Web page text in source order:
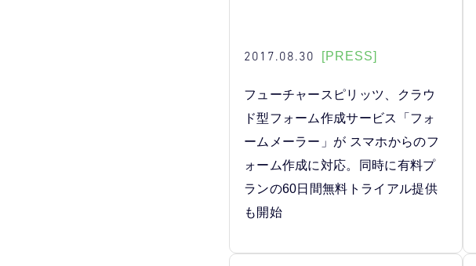
2017.08.30 [PRESS]
フューチャースピリッツ、クラウ
ド型フォーム作成サービス「フォ
ームメーラー」が スマホからのフ
ォーム作成に対応。同時に有料プ
ランの60日間無料トライアル提供
も開始